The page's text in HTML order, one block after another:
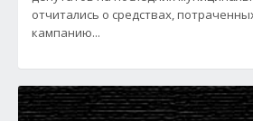
отчитались о средствах,
кампанию...